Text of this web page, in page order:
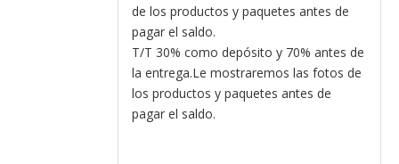
de los productos y paquetes antes de
pagar el saldo.
T/T 30% como depósito y 70% antes de
la entrega.Le mostraremos las fotos de
los productos y paquetes antes de
pagar el saldo.